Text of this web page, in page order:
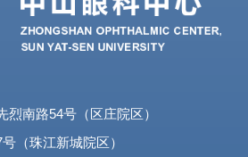
化迈进，对病案信
专业水平也提出了
建设，广东省医院
南路54号（区庄院区）
（珠江新城院区）